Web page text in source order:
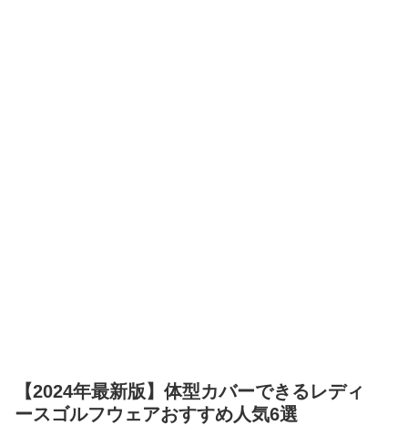
【2024年最新版】体型カバーできるレディ
ースゴルフウェアおすすめ人気6選